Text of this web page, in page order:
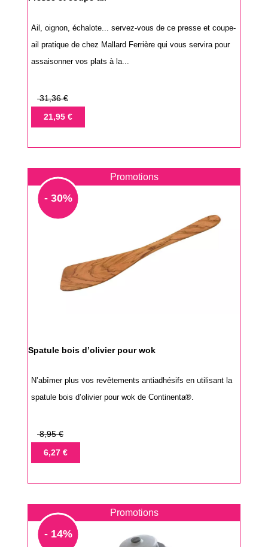
Ail, oignon, échalote... servez-vous de ce presse et coupe-
ail pratique de chez Mallard Ferrière qui vous servira pour
assaisonner vos plats à la...
Prix
base
31,36 €
Prix21,95 €
Promotions
- 30%
Spatule bois d’olivier pour wok
N’abîmer plus vos revêtements antiadhésifs en utilisant la
spatule bois d’olivier pour wok de Continenta®.
Prix
base
8,95 €
Prix6,27 €
Promotions
- 14%